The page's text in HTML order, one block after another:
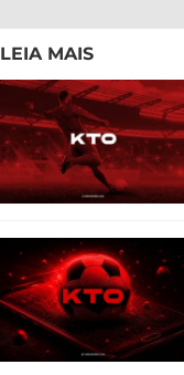
LEIA MAIS